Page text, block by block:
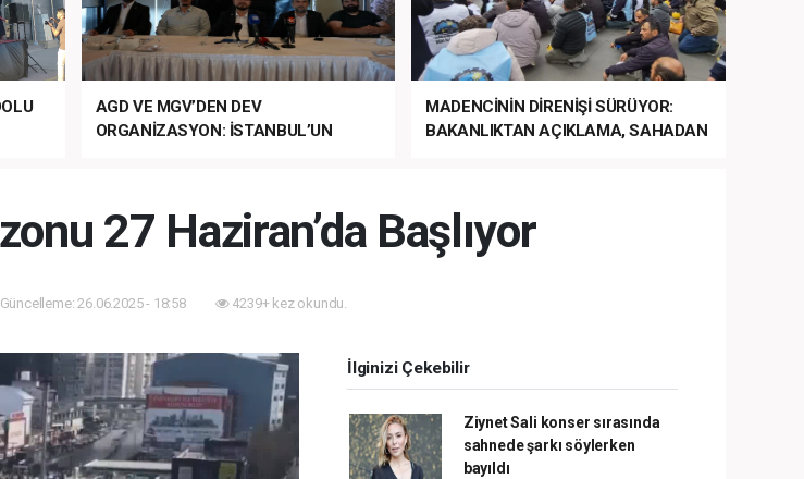
AGD VE MGV’DEN DEV
ORGANİZASYON: İSTANBUL’UN
MADENCİNİN DİRENİŞİ SÜRÜYOR:
BAKANLIKTAN AÇIKLAMA, SAHADAN
27 Haziran’da Başlıyor
26.06.2025 - 18:58 4239+ kez okundu.
İlginizi Çekebilir
Ziynet Sali konser sırasında
sahnede şarkı söylerken
bayıldı